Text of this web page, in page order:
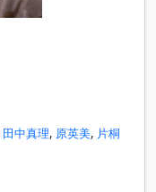
田中真理, 原英美, 片桐